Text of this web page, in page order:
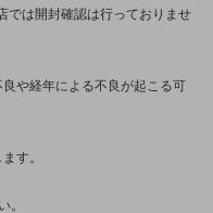
では開封確認は行っておりませ
や経年による不良が起こる可
す。